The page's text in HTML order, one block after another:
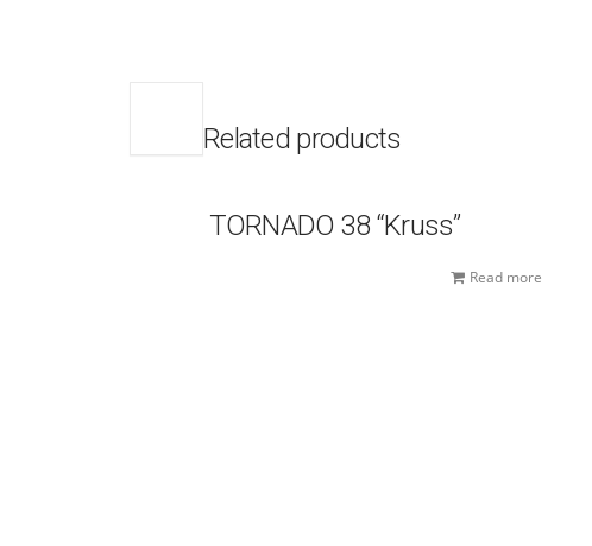
Related products
TORNADO 38 “Kruss”
Read more